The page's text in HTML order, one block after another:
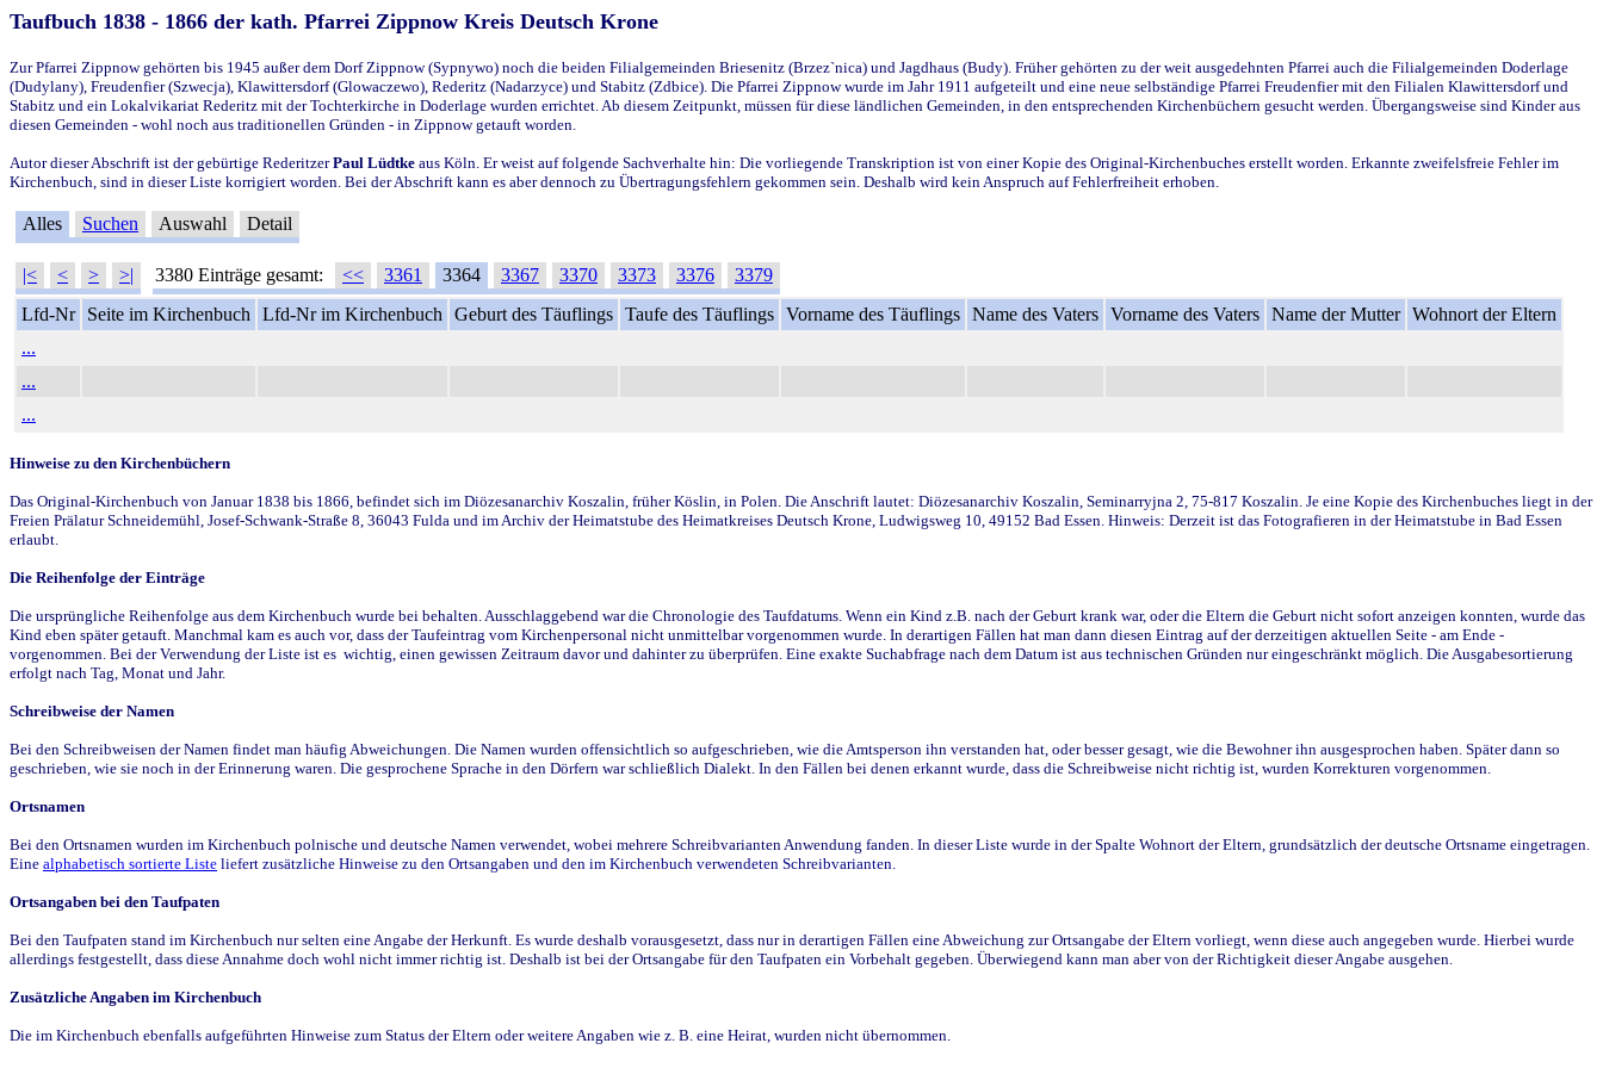
Taufbuch 1838 - 1866 der kath. Pfarrei Zippnow Kreis Deutsch Krone
Zur Pfarrei Zippnow gehörten bis 1945 außer dem Dorf Zippnow (Sypnywo) noch die beiden Filialgemeinden Briesenitz (Brzez`nica) und Jagdhaus (Budy). Früher gehörten zu der weit ausgedehnten Pfarrei auch die Filialgemeinden Doderlage
(Dudylany), Freudenfier (Szwecja), Klawittersdorf (Glowaczewo), Rederitz (Nadarzyce) und Stabitz (Zdbice). Die Pfarrei Zippnow wurde im Jahr 1911 aufgeteilt und eine neue selbständige Pfarrei Freudenfier mit den Filialen Klawittersdorf und
Stabitz und ein Lokalvikariat Rederitz mit der Tochterkirche in Doderlage wurden errichtet. Ab diesem Zeitpunkt, müssen für diese ländlichen Gemeinden, in den entsprechenden Kirchenbüchern gesucht werden. Übergangsweise sind Kinder aus
diesen Gemeinden - wohl noch aus traditionellen Gründen - in Zippnow getauft worden.
Autor dieser Abschrift ist der gebürtige RederitzerPaul Lüdtke aus Köln. Er weist auf folgende Sachverhalte hin: Die vorliegende Transkription ist von einer Kopie des Original-Kirchenbuches erstellt worden. Erkannte zweifelsfreie Fehler im
Kirchenbuch, sind in dieser Liste korrigiert worden. Bei der Abschrift kann es aber dennoch zu Übertragungsfehlern gekommen sein. Deshalb wird kein Anspruch auf Fehlerfreiheit erhoben.
Alles Suchen Auswahl Detail
|< < > >| 3380 Einträge gesamt: << 3361 3364 3367 3370 3373 3376
3379
Lfd-Nr
Seite im Kirchenbuch Lfd-Nr im Kirchenbuch Geburt des Täuflings Taufe des Täuflings Vorname des Täuflings Name des Vaters Vorname des Vaters Name der Mutter Wohnort der Eltern
...
...
...
Hinweise zu den Kirchenbüchern
Das Original-Kirchenbuch von Januar 1838 bis 1866, befindet sich im Diözesanarchiv Koszalin, früher Köslin, in Polen. Die Anschrift lautet: Diözesanarchiv Koszalin, Seminarryjna 2, 75-817 Koszalin. Je eine Kopie des Kirchenbuches liegt in der
Freien Prälatur Schneidemühl, Josef-Schwank-Straße 8, 36043 Fulda und im Archiv der Heimatstube des Heimatkreises Deutsch Krone, Ludwigsweg 10, 49152 Bad Essen. Hinweis: Derzeit ist das Fotografieren in der Heimatstube in Bad Essen
erlaubt.
Die Reihenfolge der Einträge
Die ursprüngliche Reihenfolge aus dem Kirchenbuch wurde bei behalten. Ausschlaggebend war die Chronologie des Taufdatums. Wenn ein Kind z.B. nach der Geburt krank war, oder die Eltern die Geburt nicht sofort anzeigen konnten, wurde das
Kind eben später getauft. Manchmal kam es auch vor, dass der Taufeintrag vom Kirchenpersonal nicht unmittelbar vorgenommen wurde. In derartigen Fällen hat man dann diesen Eintrag auf der derzeitigen aktuellen Seite - am Ende -
vorgenommen. Bei der Verwendung der Liste ist es wichtig, einen gewissen Zeitraum davor und dahinter zu überprüfen. Eine exakte Suchabfrage nach dem Datum ist aus technischen Gründen nur eingeschränkt möglich. Die Ausgabesortierung
erfolgt nach Tag, Monat und Jahr.
Schreibweise der Namen
Bei den Schreibweisen der Namen findet man häufig Abweichungen. Die Namen wurden offensichtlich so aufgeschrieben, wie die Amtsperson ihn verstanden hat, oder besser gesagt, wie die Bewohner ihn ausgesprochen haben. Später dann so
geschrieben, wie sie noch in der Erinnerung waren. Die gesprochene Sprache in den Dörfern war schließlich Dialekt. In den Fällen bei denen erkannt wurde, dass die Schreibweise nicht richtig ist, wurden Korrekturen vorgenommen.
Ortsnamen
Bei den Ortsnamen wurden im Kirchenbuch polnische und deutsche Namen verwendet, wobei mehrere Schreibvarianten Anwendung fanden. In dieser Liste wurde in der Spalte Wohnort der Eltern, grundsätzlich der deutsche Ortsname eingetragen.
Eine alphabetisch sortierte Liste liefert zusätzliche Hinweise zu den Ortsangaben und den im Kirchenbuch verwendeten Schreibvarianten.
Ortsangaben bei den Taufpaten
Bei den Taufpaten stand im Kirchenbuch nur selten eine Angabe der Herkunft. Es wurde deshalb vorausgesetzt, dass nur in derartigen Fällen eine Abweichung zur Ortsangabe der Eltern vorliegt, wenn diese auch angegeben wurde. Hierbei wurde
allerdings festgestellt, dass diese Annahme doch wohl nicht immer richtig ist. Deshalb ist bei der Ortsangabe für den Taufpaten ein Vorbehalt gegeben. Überwiegend kann man aber von der Richtigkeit dieser Angabe ausgehen.
Zusätzliche Angaben im Kirchenbuch
Die im Kirchenbuch ebenfalls aufgeführten Hinweise zum Status der Eltern oder weitere Angaben wie z. B. eine Heirat, wurden nicht übernommen.